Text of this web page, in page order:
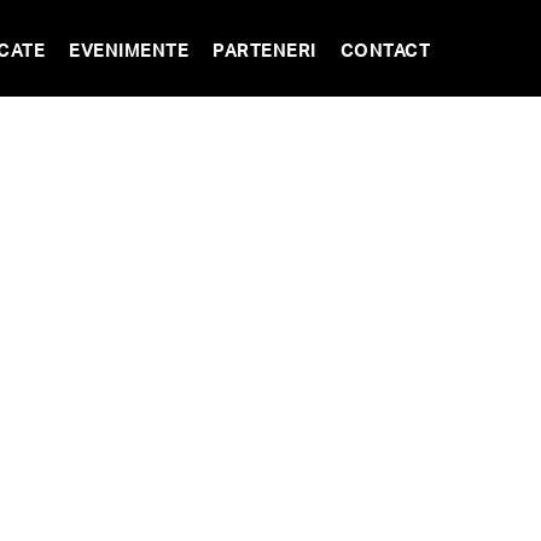
EVENIMENTE PARTENERI CONTACT